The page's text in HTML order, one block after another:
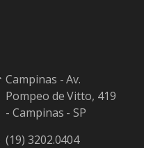
Campinas - Av.
Pompeo de Vitto, 419
- Campinas - SP
(19) 3202.0404